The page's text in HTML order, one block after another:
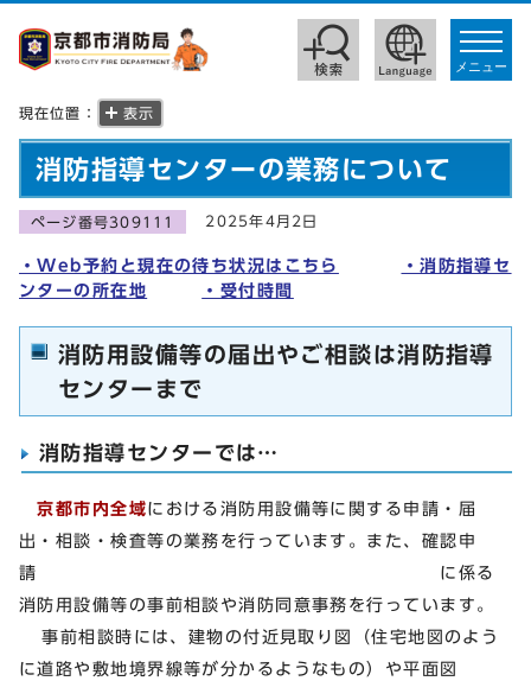
toggle
メニュー
現在位置： 表示
消防指導センターの業務について
ページ番号309111 2025年4月2日
・Web予約と現在の待ち状況はこちら
・消防指導セ
ンターの所在地
・受付時間
消防用設備等の届出やご相談は消防指導
センターまで
消防指導センターでは…
京都市内全域における消防用設備等に関する申請・届
出・相談・検査等の業務を行っています。また、確認申
請 に係る
消防用設備等の事前相談や消防同意事務を行っています。
事前相談時には、建物の付近見取り図（住宅地図のよう
に道路や敷地境界線等が分かるようなもの）や平面図